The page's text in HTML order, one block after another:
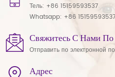
Тель: +86 15159593537
Whatsapp: +86
Свяжитесь С Нами
Отправить по электронной
Адрес